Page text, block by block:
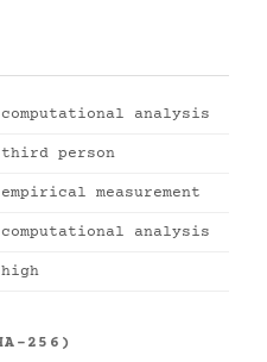
computational analysis
third person
empirical measurement
computational analysis
high
256)